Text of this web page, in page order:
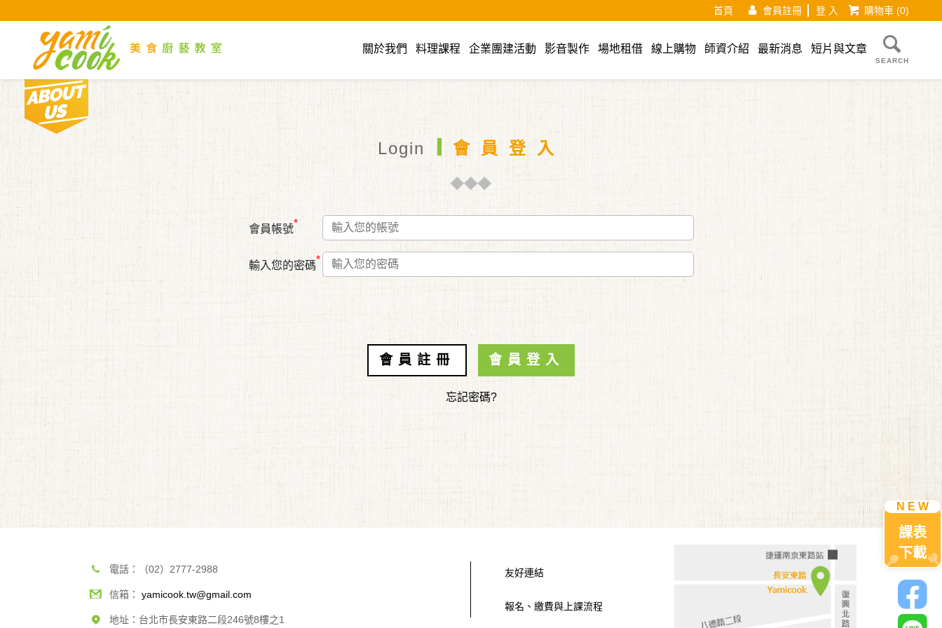
首頁 會員註冊 登 入 購物車 (0)
關於我們 料理課程 企業團建活動 影音製作 場地租借 線上購物 師資介紹 最新消息 短片與文章
SEARCH
Login 會員登入
會員帳號*
輸入您的密碼*
會員註冊 會員登入
忘記密碼?
電話：（02）2777-2988
信箱： yamicook.tw@gmail.com
地址：台北市長安東路二段246號8樓之1
友好連結
報名、繳費與上課流程
About us
課表
下載